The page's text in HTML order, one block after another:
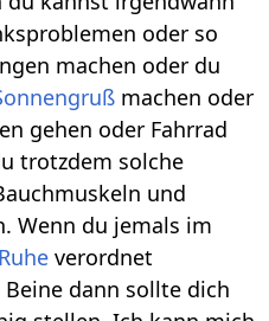
oder so
machen oder du
machen oder
gehen oder Fahrrad
trotzdem solche
und
Wenn du jemals im
Ruhe verordnet
dann sollte dich